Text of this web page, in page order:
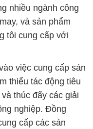
nhiều ngành công
và sản phẩm
tôi cung cấp với
việc cung cấp sản
thiểu tác động tiêu
thúc đẩy các giải
nghiệp. Đồng
cấp các sản